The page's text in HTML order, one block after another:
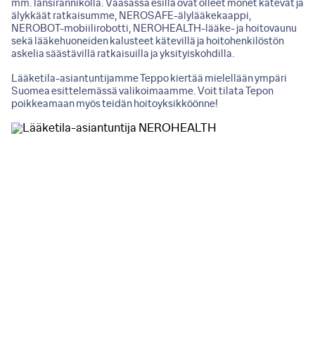
mm. länsirannikolla. Vaasassa esillä ovat olleet monet kätevät ja
älykkäät ratkaisumme, NEROSAFE-älylääkekaappi,
NEROBOT-mobiilirobotti, NEROHEALTH-lääke- ja hoitovaunu
sekä lääkehuoneiden kalusteet kätevillä ja hoitohenkilöstön
askelia säästävillä ratkaisuilla ja yksityiskohdilla.
Lääketila-asiantuntijamme Teppo kiertää mielellään ympäri
Suomea esittelemässä valikoimaamme. Voit tilata Tepon
poikkeamaan myös teidän hoitoyksikköönne!